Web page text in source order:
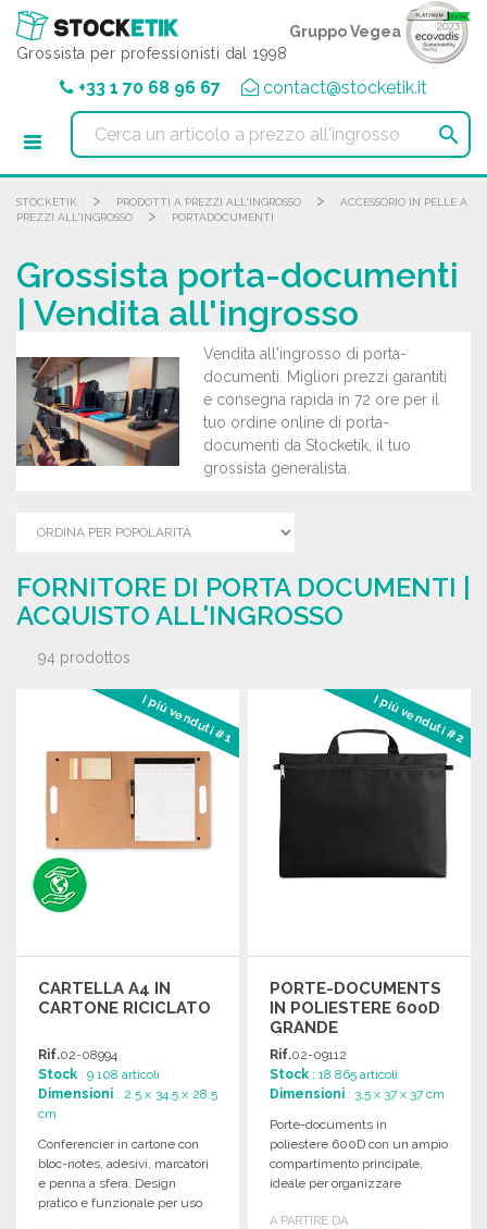
Grossista per professionisti dal 1998
Gruppo Vegea
+33 1 70 68 96 67 contact@stocketik.it

STOCKETIK > PRODOTTI A PREZZI ALL'INGROSSO >
ACCESSORIO IN PELLE A
PREZZI ALL'INGROSSO
> PORTADOCUMENTI
Grossista porta-documenti
| Vendita all'ingrosso
Vendita all'ingrosso di porta-
documenti. Migliori prezzi garantiti
e consegna rapida in 72 ore per il
tuo ordine online di porta-
documenti da Stocketik, il tuo
grossista generalista.
FORNITORE DI PORTA DOCUMENTI |
ACQUISTO ALL'INGROSSO
94 prodottos
I più venduti #1
CARTELLA A4 IN
CARTONE RICICLATO
Rif.02-08994
Stock : 9 108 articoli
Dimensioni : 2.5 x 34.5 x 28.5
cm
Conferencier in cartone con
bloc-notes, adesivi, marcatori
e penna a sfera. Design
pratico e funzionale per uso
I più venduti #2
PORTE-DOCUMENTS
IN POLIESTERE 600D
GRANDE
Rif.02-09112
Stock : 18 865 articoli
Dimensioni : 3.5 x 37 x 37 cm
Porte-documents in
poliestere 600D con un ampio
compartimento principale,
ideale per organizzare
A PARTIRE DA
Pannello di gestione dei cookies